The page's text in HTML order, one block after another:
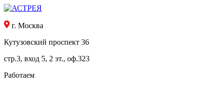
г. Москва
Кутузовский проспект 36
стр.3, вход 5, 2 эт., оф.323
Работаем